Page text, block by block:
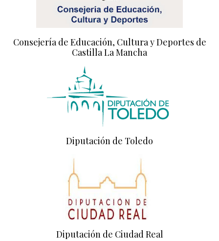
Consejería de Educación, Cultura y Deportes de
Castilla La Mancha
Diputación de Toledo
Diputación de Ciudad Real